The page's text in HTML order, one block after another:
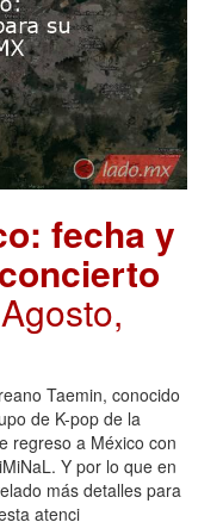
fecha y
Taemin, conocido
de K-pop de la
regreso a México con
Y por lo que en
más detalles para
atenci